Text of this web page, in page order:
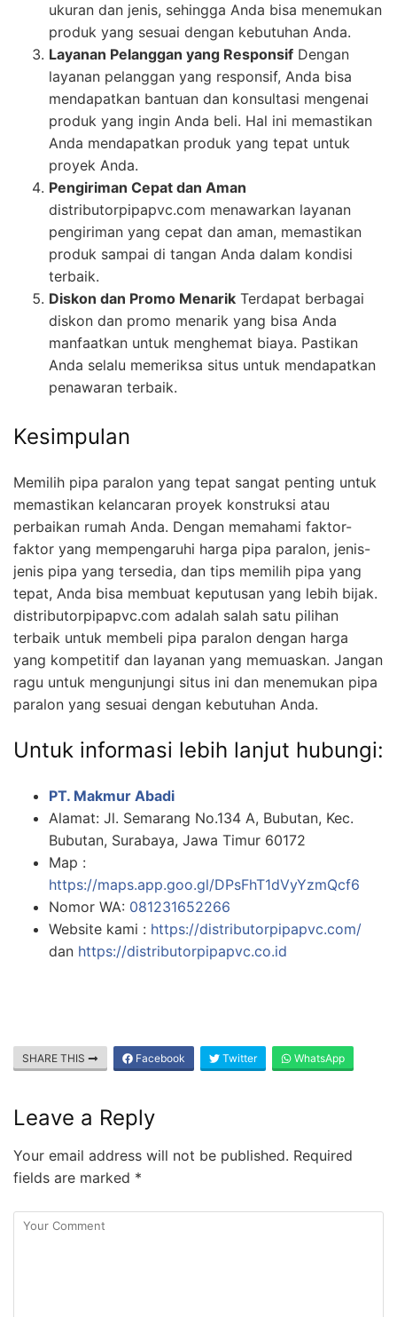
ukuran dan jenis, sehingga Anda bisa menemukan
produk yang sesuai dengan kebutuhan Anda.
Layanan Pelanggan yang Responsif Dengan
layanan pelanggan yang responsif, Anda bisa
mendapatkan bantuan dan konsultasi mengenai
produk yang ingin Anda beli. Hal ini memastikan
Anda mendapatkan produk yang tepat untuk
proyek Anda.
Pengiriman Cepat dan Aman
distributorpipapvc.com menawarkan layanan
pengiriman yang cepat dan aman, memastikan
produk sampai di tangan Anda dalam kondisi
terbaik.
Diskon dan Promo Menarik Terdapat berbagai
diskon dan promo menarik yang bisa Anda
manfaatkan untuk menghemat biaya. Pastikan
Anda selalu memeriksa situs untuk mendapatkan
penawaran terbaik.
Kesimpulan
Memilih pipa paralon yang tepat sangat penting untuk
memastikan kelancaran proyek konstruksi atau
perbaikan rumah Anda. Dengan memahami faktor-
faktor yang mempengaruhi harga pipa paralon, jenis-
jenis pipa yang tersedia, dan tips memilih pipa yang
tepat, Anda bisa membuat keputusan yang lebih bijak.
distributorpipapvc.com adalah salah satu pilihan
terbaik untuk membeli pipa paralon dengan harga
yang kompetitif dan layanan yang memuaskan. Jangan
ragu untuk mengunjungi situs ini dan menemukan pipa
paralon yang sesuai dengan kebutuhan Anda.
Untuk informasi lebih lanjut hubungi:
PT. Makmur Abadi
Alamat: Jl. Semarang No.134 A, Bubutan, Kec.
Bubutan, Surabaya, Jawa Timur 60172
Map :
https://maps.app.goo.gl/DPsFhT1dVyYzmQcf6
Nomor WA: 081231652266
Website kami : https://distributorpipapvc.com/
dan https://distributorpipapvc.co.id
SHARE THIS Facebook Twitter WhatsApp
Leave a Reply
Your email address will not be published. Required
fields are marked *